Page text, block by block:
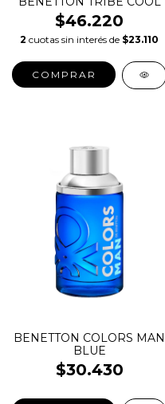
$46.220
2 cuotas sin interés de $23.110
COMPRAR
BENETTON COLORS MAN
BLUE
$30.430